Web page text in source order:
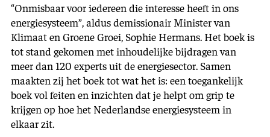
“Onmisbaar voor iedereen die interesse heeft in ons
energiesysteem”, aldus demissionair Minister van
Klimaat en Groene Groei, Sophie Hermans. Het boek is
tot stand gekomen met inhoudelijke bijdragen van
meer dan 120 experts uit de energiesector. Samen
maakten zij het boek tot wat het is: een toegankelijk
boek vol feiten en inzichten dat je helpt om grip te
krijgen op hoe het Nederlandse energiesysteem in
elkaar zit.